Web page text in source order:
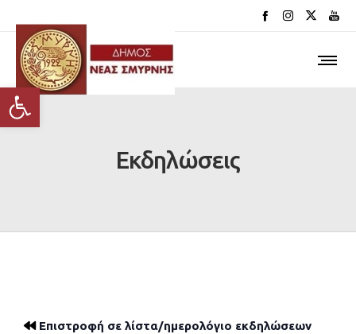
Ανοίξτε τη γραμμή εργαλείων
Εκδηλώσεις
Επιστροφή σε λίστα/ημερολόγιο εκδηλώσεων